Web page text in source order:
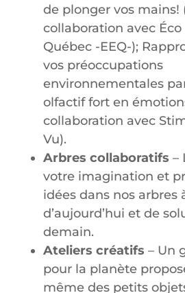
de plonger vos mains!
collaboration avec
Québec -EEQ-);
vos préoccupations
environnementales
olfactif fort en
collaboration avec
Vu).
Arbres collaboratifs –
votre imagination et
idées dans nos arbres
d’aujourd’hui et de
demain.
Ateliers créatifs – Un
pour la planète
même des petits